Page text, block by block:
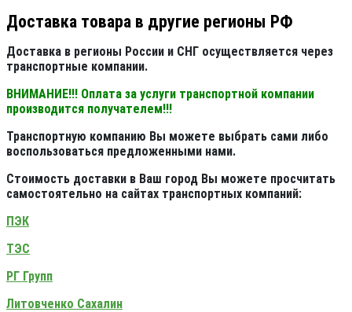
Доставка товара в другие регионы РФ
Доставка в регионы России и СНГ осуществляется через
транспортные компании.
ВНИМАНИЕ!!! Оплата за услуги транспортной компании
производится получателем!!!
Транспортную компанию Вы можете выбрать сами либо
воспользоваться предложенными нами.
Стоимость доставки в Ваш город Вы можете просчитать
самостоятельно на сайтах транспортных компаний:
ПЭК
ТЭС
РГ Групп
Литовченко Сахалин